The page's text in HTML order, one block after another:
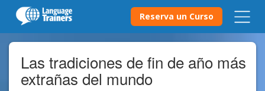
Reserva un Curso
Las tradiciones de fin de año más
extrañas del mundo